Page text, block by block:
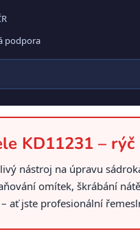
podpora
KD11231 –
nástroj na úpravu
omítek, škrábání
ať jste profesionální